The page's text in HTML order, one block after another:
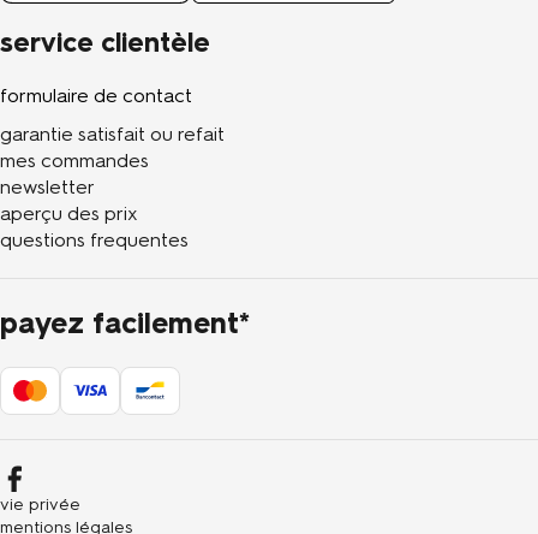
service clientèle
formulaire de contact
garantie satisfait ou refait
mes commandes
newsletter
aperçu des prix
questions frequentes
payez facilement*
vie privée
mentions légales